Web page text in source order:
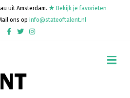
uit Amsterdam.
Bekijk je favorieten
ons op info@stateoftalent.nl
FacebookTwitterInstagram